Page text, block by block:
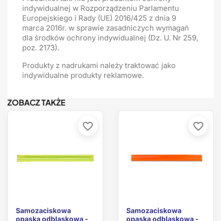
indywidualnej w Rozporządzeniu Parlamentu
Europejskiego i Rady (UE) 2016/425 z dnia 9
marca 2016r. w sprawie zasadniczych wymagań
dla środków ochrony indywidualnej (Dz. U. Nr 259,
poz. 2173).
Produkty z nadrukami należy traktować jako
indywidualne produkty reklamowe.
ZOBACZ TAKŻE
Samozaciskowa
opaska odblaskowa -
favorite_border
Samozaciskowa
opaska odblaskowa -
favorite_border